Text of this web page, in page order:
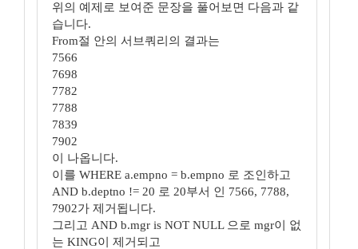
위의 예제로 보여준 문장을 풀어보면 다음과 같
습니다.
From절 안의 서브쿼리의 결과는
7566
7698
7782
7788
7839
7902
이 나옵니다.
이를 WHERE a.empno = b.empno 로 조인하고
AND b.deptno != 20 로 20부서 인 7566, 7788,
7902가 제거됩니다.
그리고 AND b.mgr is NOT NULL 으로 mgr이 없
는 KING이 제거되고